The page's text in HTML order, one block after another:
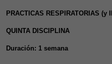
PRACTICAS RESPIRATORIAS (y
QUINTA DISCIPLINA
Duración: 1 semana